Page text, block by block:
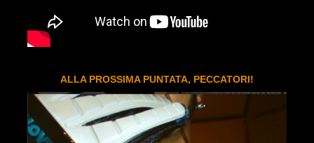
ALLA PROSSIMA PUNTATA, PECCATORI!